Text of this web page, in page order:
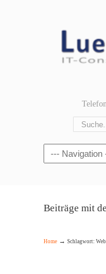
Navigation
Beiträge mit
Home → Schlagwort: